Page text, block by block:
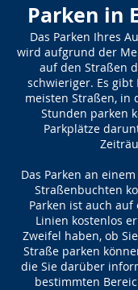
Parken in
Das Parken Ihres
wird aufgrund der
auf den Straßen
schwieriger. Es gibt
meisten Straßen, in
Stunden parken
Parkplätze
Das Parken an
Straßenbuchten
Parken ist auch
Linien kostenlos
Zweifel haben, ob
Straße parken
die Sie darüber
bestimmten